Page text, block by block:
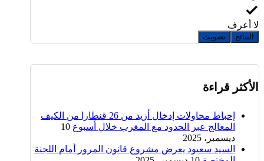
لا أعرف
النتائج تصويت
الأكثر قراءة
إحباط محاولات إدخال أزيد من 26 قنطارا من الكيف
المعالج عبر الحدود مع المغرب خلال أسبوع 10
ديسمبر، 2025
السيد سعيود يعرض مشروع قانون المرور أمام اللجنة